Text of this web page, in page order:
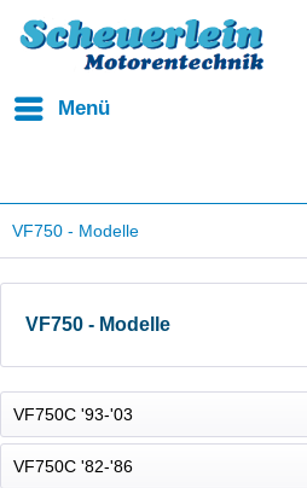
Menü
VF750 - Modelle
VF750 - Modelle
VF750C '93-'03
VF750C '82-'86